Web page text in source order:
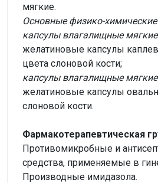
мягкие.
Основные физико-химические
капсулы влагалищные
желатиновые капсулы
цвета слоновой кости;
капсулы влагалищные
желатиновые капсулы
слоновой кости.
Фармакотерапевтическая
Противомикробные и
средства, применяемые в
Производные имидазола.